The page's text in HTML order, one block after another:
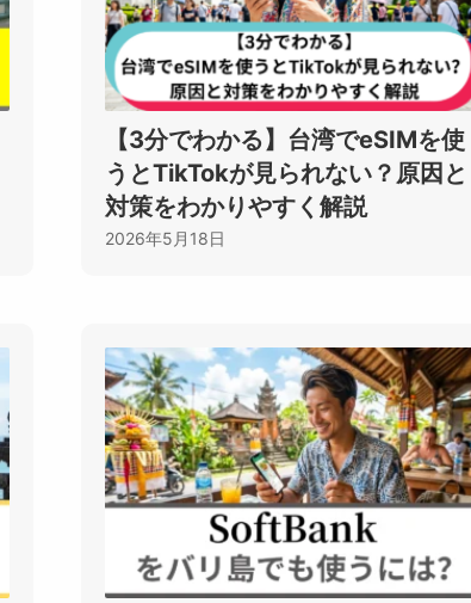
【3分でわかる】台湾でeSIMを使
うとTikTokが見られない？原因と
対策をわかりやすく解説
2026年5月18日